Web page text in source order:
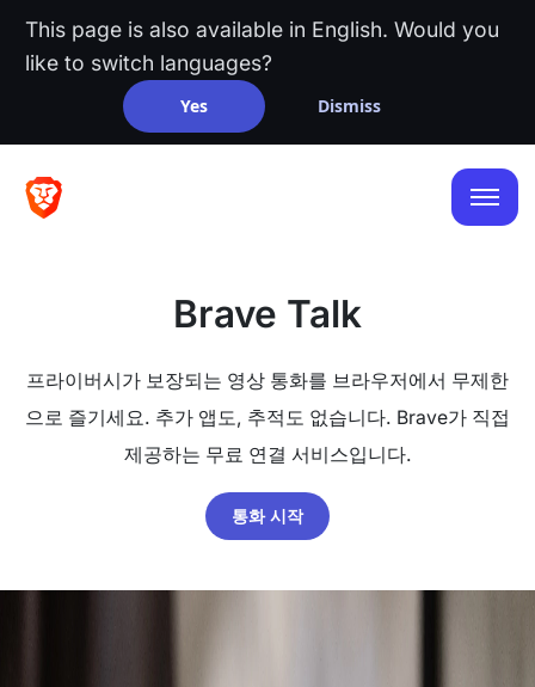
This page is also available in English. Would you
like to switch languages?
Yes Dismiss
Brave Talk
프라이버시가 보장되는 영상 통화를 브라우저에서 무제한
으로 즐기세요. 추가 앱도, 추적도 없습니다. Brave가 직접
제공하는 무료 연결 서비스입니다.
통화 시작